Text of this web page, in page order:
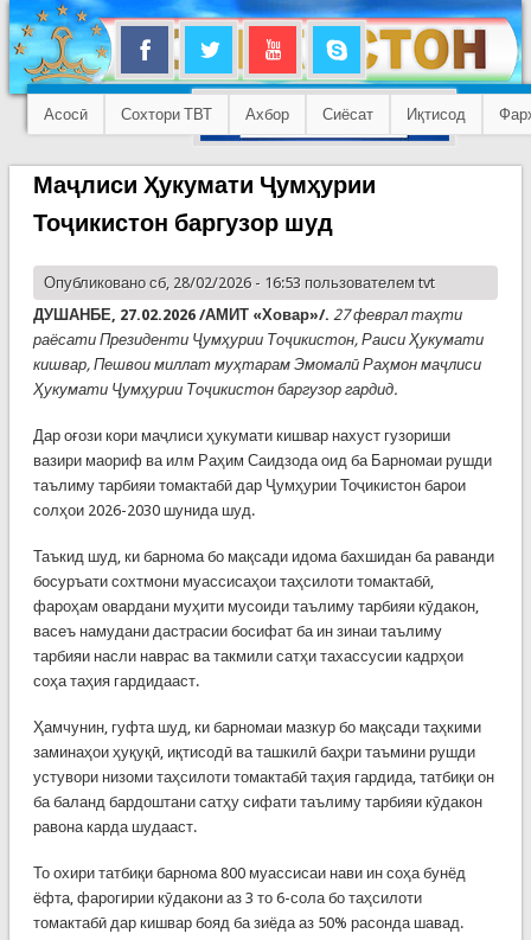
Асосӣ Сохтори ТВТ Ахбор Сиёсат Иқтисод
Маҷлиси Ҳукумати Ҷумҳурии
Тоҷикистон баргузор шуд
Опубликовано сб, 28/02/2026 - 16:53 пользователем tvt
ДУШАНБЕ, 27.02.2026 /АМИТ «Ховар»/. 27 феврал таҳти
раёсати Президенти Ҷумҳурии Тоҷикистон, Раиси Ҳукумати
кишвар, Пешвои миллат муҳтарам Эмомалӣ Раҳмон маҷлиси
Ҳукумати Ҷумҳурии Тоҷикистон баргузор гардид.
Дар оғози кори маҷлиси ҳукумати кишвар нахуст гузориши
вазири маориф ва илм Раҳим Саидзода оид ба Барномаи рушди
таълиму тарбияи томактабӣ дар Ҷумҳурии Тоҷикистон барои
солҳои 2026-2030 шунида шуд.
Таъкид шуд, ки барнома бо мақсади идома бахшидан ба раванди
босуръати сохтмони муассисаҳои таҳсилоти томактабӣ,
фароҳам овардани муҳити мусоиди таълиму тарбияи кӯдакон,
васеъ намудани дастрасии босифат ба ин зинаи таълиму
тарбияи насли наврас ва такмили сатҳи тахассусии кадрҳои
соҳа таҳия гардидааст.
Ҳамчунин, гуфта шуд, ки барномаи мазкур бо мақсади таҳкими
заминаҳои ҳуқуқӣ, иқтисодӣ ва ташкилӣ баҳри таъмини рушди
устувори низоми таҳсилоти томактабӣ таҳия гардида, татбиқи он
ба баланд бардоштани сатҳу сифати таълиму тарбияи кӯдакон
равона карда шудааст.
То охири татбиқи барнома 800 муассисаи нави ин соҳа бунёд
ёфта, фарогирии кӯдакони аз 3 то 6-сола бо таҳсилоти
томактабӣ дар кишвар бояд ба зиёда аз 50% расонда шавад.